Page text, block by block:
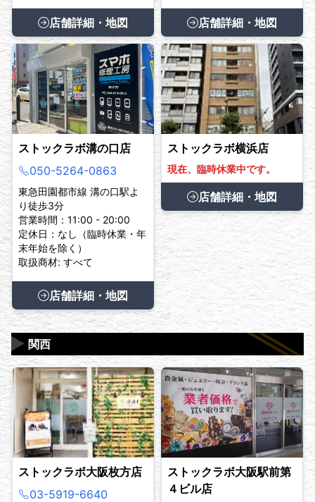
店舗詳細・地図 店舗詳細・地図
ストックラボ溝の口店
050-5264-0863
東急田園都市線 溝の口駅よ
り徒歩3分
営業時間：11:00 - 20:00
定休日：なし（臨時休業・年
末年始を除く）
取扱商材: すべて
店舗詳細・地図
ストックラボ横浜店
現在、臨時休業中です。
店舗詳細・地図
関西
▶
ストックラボ大阪枚方店
03-5919-6640
ストックラボ大阪駅前第
４ビル店